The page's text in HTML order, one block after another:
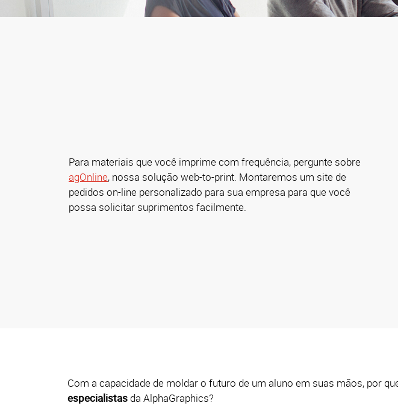
Para materiais que você imprime com frequência, pergunte sobre
agOnline, nossa solução web-to-print. Montaremos um site de
pedidos on-line personalizado para sua empresa para que você
possa solicitar suprimentos facilmente.
Com a capacidade de moldar o futuro de um aluno em suas mãos, por
especialistas da AlphaGraphics?